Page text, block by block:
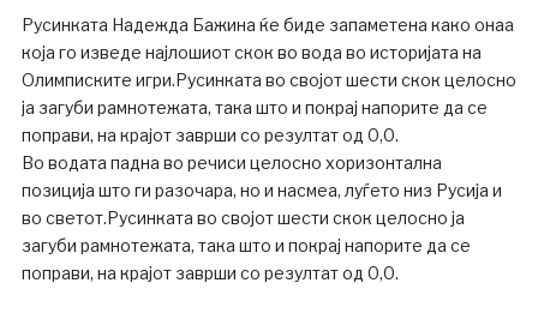
Русинката Надежда Бажина ќе биде запаметена како онаа
која го изведе најлошиот скок во вода во историјата на
Олимписките игри.Русинката во својот шести скок целосно
ја загуби рамнотежата, така што и покрај напорите да се
поправи, на крајот заврши со резултат од 0,0.
Во водата падна во речиси целосно хоризонтална
позиција што ги разочара, но и насмеа, луѓето низ Русија и
во светот.Русинката во својот шести скок целосно ја
загуби рамнотежата, така што и покрај напорите да се
поправи, на крајот заврши со резултат од 0,0.